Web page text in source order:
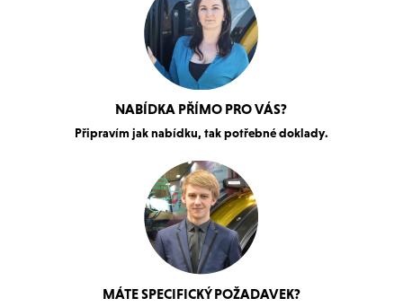
NABÍDKA PŘÍMO PRO VÁS?
Připravím jak nabídku, tak potřebné doklady.
MÁTE SPECIFICKÝ POŽADAVEK?